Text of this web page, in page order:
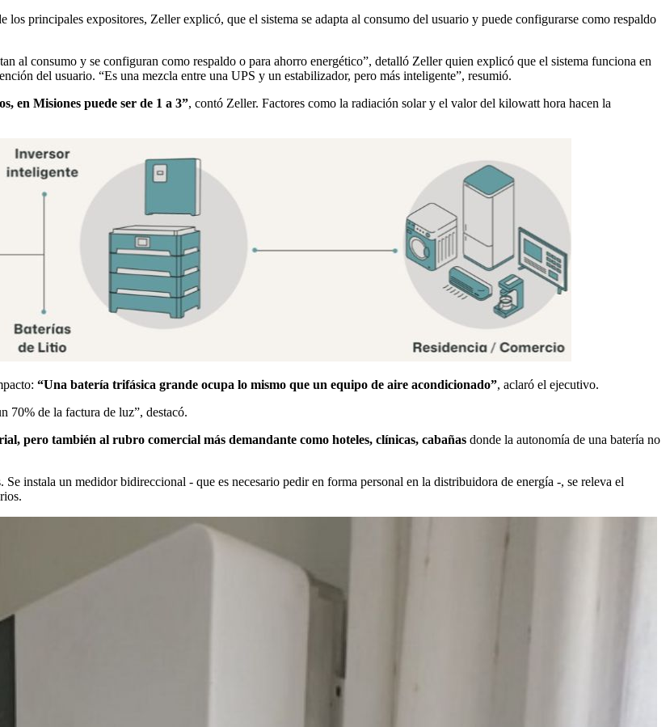
los principales expositores, Zeller explicó, que el sistema se adapta al consumo del usuario y puede configurarse como respaldo
al consumo y se configuran como respaldo o para ahorro energético”, detalló Zeller quien explicó que el sistema funciona en
del usuario. “Es una mezcla entre una UPS y un estabilizador, pero más inteligente”, resumió.
en Misiones puede ser de 1 a 3”, contó Zeller. Factores como la radiación solar y el valor del kilowatt hora hacen la
“Una batería trifásica grande ocupa lo mismo que un equipo de aire acondicionado”, aclaró el ejecutivo.
70% de la factura de luz”, destacó.
pero también al rubro comercial más demandante como hoteles, clínicas, cabañas donde la autonomía de una batería no
instala un medidor bidireccional - que es necesario pedir en forma personal en la distribuidora de energía -, se releva el